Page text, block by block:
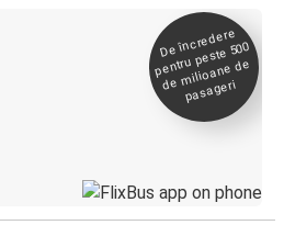
De încredere
pentru peste 500
de
milioane de
pasageri